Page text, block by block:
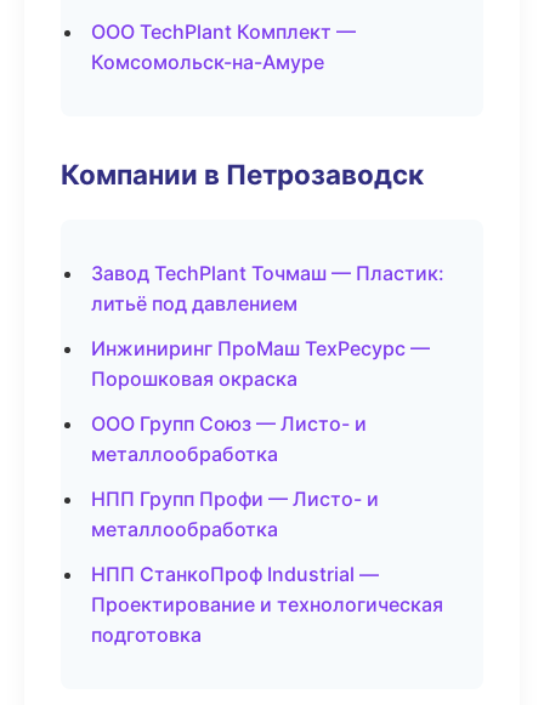
ООО TechPlant Комплект —
Комсомольск-на-Амуре
Компании в Петрозаводск
Завод TechPlant Точмаш — Пластик:
литьё под давлением
Инжиниринг ПроМаш ТехРесурс —
Порошковая окраска
ООО Групп Союз — Листо- и
металлообработка
НПП Групп Профи — Листо- и
металлообработка
НПП СтанкоПроф Industrial —
Проектирование и технологическая
подготовка